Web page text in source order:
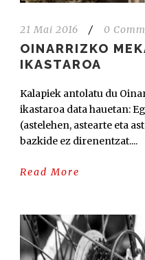
21 Mai 2016 / 0
OINARRIZKO
IKASTAROA
Kalapiek antolatu du
ikastaroa data hauetan:
(astelehen, astearte eta
bazkide ez direnentzat....
Read More